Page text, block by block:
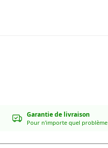
Garantie de livraison
Pour n'importe quel problème